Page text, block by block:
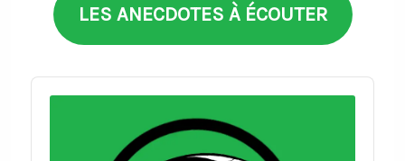
LES ANECDOTES À ÉCOUTER
Audio
Player